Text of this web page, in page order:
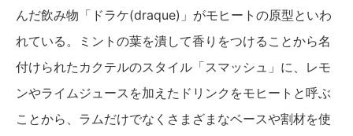
んだ飲み物「ドラケ(draque)」がモヒートの原型といわ
れている。ミントの葉を潰して香りをつけることから名
付けられたカクテルのスタイル「スマッシュ」に、レモ
ンやライムジュースを加えたドリンクをモヒートと呼ぶ
ことから、ラムだけでなくさまざまなベースや割材を使